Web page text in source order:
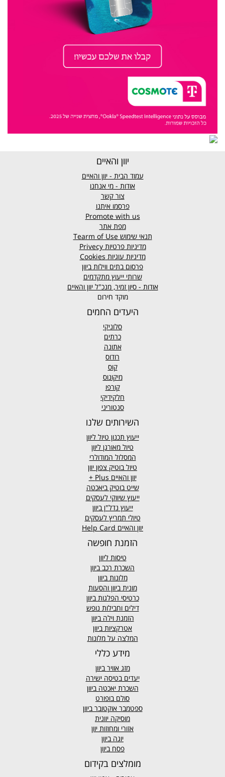
יוון והאיים
עמוד הבית - יוון והאיים
אודות - מי אנחנו
צור קשר
פרסמו איתנו
Promote with us
מפת אתר
תנאי שימוש
מדיניות פרטיות Privecy
מדיניות עוגיות Cookies
פרסום בתים ווילות ביוון
שרותי ייעוץ מתקדמים
אודות - סיון זמיר, מנכ"ל יוון והאיים
מוקד חירום
היעדים החמים
סלוניקי
כרתים
אתונה
רודוס
קוס
מיקונוס
קורפו
חלקידיקי
סנטוריני
השירותים שלנו
ייעוץ תכנון טיול ליוון
טיול מאורגן ליוון
המסלול המודולרי
טיול בוטיק צפון יוון
יוון והאיים Plus +
שייט בוטיק ביאכטה
ייעוץ שיווקי לעסקים
ייעוץ נדל"ן ביוון
טיולי תמריץ לעסקים
יוון והאיים Help Card
הזמנת חופשה
טיסות ליוון
השכרת רכב ביוון
מלונות ביוון
מונית ביוון והסעות
כרטיסי הפלגות ביוון
דילים וחבילות נופש
הזמנת וילה ביוון
אטרקציות ביוון
המלצה על מלונות
מידע כללי
מזג אוויר ביוון
יעדים בטיסה ישירה
השכרת יאכטה ביוון
סולם בופורט
ספטמבר אוקטובר ביוון
מוסיקה יוונית
אזורי ומחוזות יוון
יוגה ביוון
פסח ביוון
מומלצים בקידום